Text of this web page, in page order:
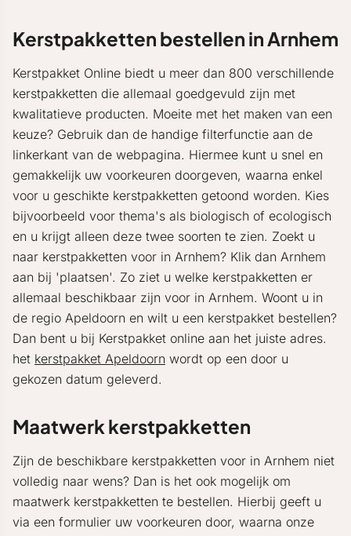
Kerstpakketten bestellen in Arnhem
Kerstpakket Online biedt u meer dan 800 verschillende
kerstpakketten die allemaal goedgevuld zijn met
kwalitatieve producten. Moeite met het maken van een
keuze? Gebruik dan de handige filterfunctie aan de
linkerkant van de webpagina. Hiermee kunt u snel en
gemakkelijk uw voorkeuren doorgeven, waarna enkel
voor u geschikte kerstpakketten getoond worden. Kies
bijvoorbeeld voor thema's als biologisch of ecologisch
en u krijgt alleen deze twee soorten te zien. Zoekt u
naar kerstpakketten voor in Arnhem? Klik dan Arnhem
aan bij 'plaatsen'. Zo ziet u welke kerstpakketten er
allemaal beschikbaar zijn voor in Arnhem. Woont u in
de regio Apeldoorn en wilt u een kerstpakket bestellen?
Dan bent u bij Kerstpakket online aan het juiste adres.
het kerstpakket Apeldoorn wordt op een door u
gekozen datum geleverd.
Maatwerk kerstpakketten
Zijn de beschikbare kerstpakketten voor in Arnhem niet
volledig naar wens? Dan is het ook mogelijk om
maatwerk kerstpakketten te bestellen. Hierbij geeft u
via een formulier uw voorkeuren door, waarna onze